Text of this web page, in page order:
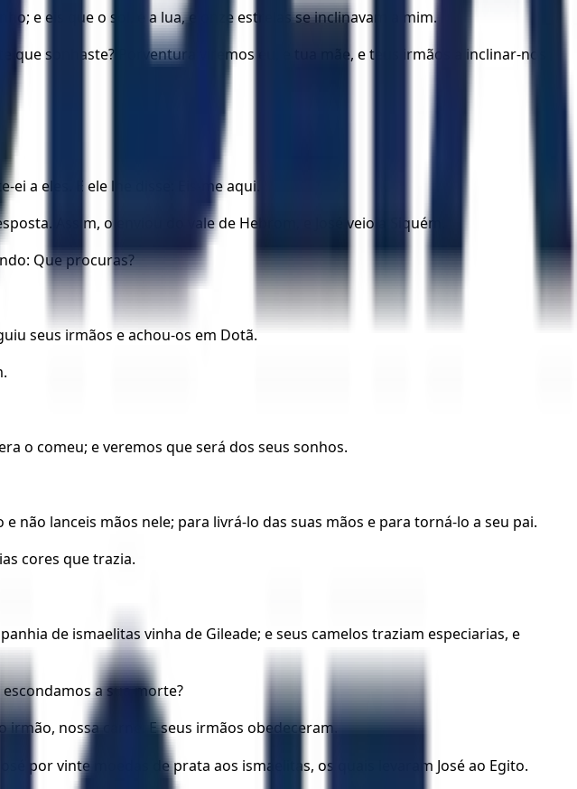
e eis que o sol, e a lua, e onze estrelas se inclinavam a mim.
que sonhaste? Porventura viremos eu, e tua mãe, e teus irmãos a inclinar-nos
a eles. E ele lhe disse: Eis-me aqui.
Assim, o enviou do vale de Hebrom, e José veio a Siquém.
Que procuras?
seus irmãos e achou-os em Dotã.
o comeu; e veremos que será dos seus sonhos.
não lanceis mãos nele; para livrá-lo das suas mãos e para torná-lo a seu pai.
cores que trazia.
de ismaelitas vinha de Gileade; e seus camelos traziam especiarias, e
a sua morte?
irmão, nossa carne. E seus irmãos obedeceram.
por vinte moedas de prata aos ismaelitas, os quais levaram José ao Egito.